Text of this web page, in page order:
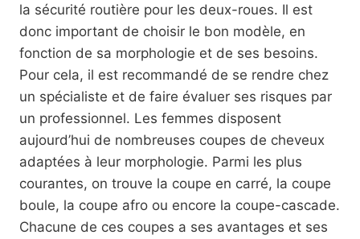
la sécurité routière pour les deux-roues. Il est
donc important de choisir le bon modèle, en
fonction de sa morphologie et de ses besoins.
Pour cela, il est recommandé de se rendre chez
un spécialiste et de faire évaluer ses risques par
un professionnel. Les femmes disposent
aujourd’hui de nombreuses coupes de cheveux
adaptées à leur morphologie. Parmi les plus
courantes, on trouve la coupe en carré, la coupe
boule, la coupe afro ou encore la coupe-cascade.
Chacune de ces coupes a ses avantages et ses